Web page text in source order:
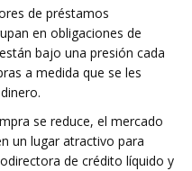
de préstamos
en obligaciones de
bajo una presión cada
a medida que se les
se reduce, el mercado
un lugar atractivo para
de crédito líquido y